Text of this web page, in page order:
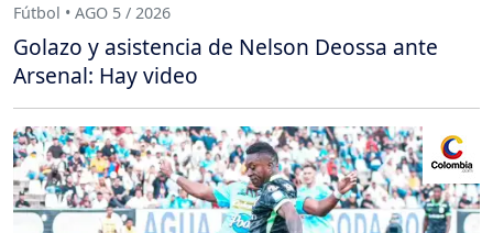
Fútbol • AGO 5 / 2026
Golazo y asistencia de Nelson Deossa ante
Arsenal: Hay video